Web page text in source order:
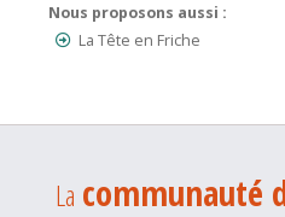
Nous proposons aussi :
La Tête en Friche
La communauté